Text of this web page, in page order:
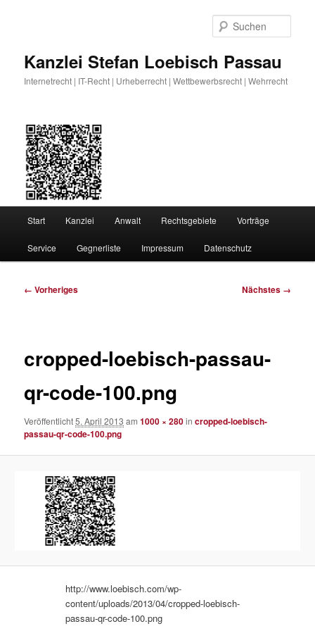
Kanzlei Stefan Loebisch Passau
Internetrecht | IT-Recht | Urheberrecht | Wettbewerbsrecht | Wehrrecht
Start Kanzlei Anwalt Rechtsgebiete Vorträge
Service Gegnerliste Impressum Datenschutz
Bilder-
← Vorheriges Nächstes →
cropped-loebisch-passau-
qr-code-100.png
Veröffentlicht5. April 2013 am1000 × 280incropped-loebisch-
passau-qr-code-100.png
http://www.loebisch.com/wp-
content/uploads/2013/04/cropped-loebisch-
passau-qr-code-100.png